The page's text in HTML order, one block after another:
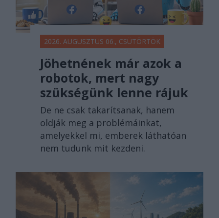
2026. AUGUSZTUS 06., CSÜTÖRTÖK
Jöhetnének már azok a
robotok, mert nagy
szükségünk lenne rájuk
De ne csak takarítsanak, hanem
oldják meg a problémáinkat,
amelyekkel mi, emberek láthatóan
nem tudunk mit kezdeni.